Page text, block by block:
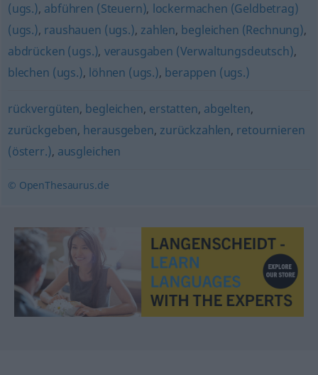
(ugs.), abführen (Steuern), lockermachen (Geldbetrag)
(ugs.), raushauen (ugs.), zahlen, begleichen (Rechnung),
abdrücken (ugs.), verausgaben (Verwaltungsdeutsch),
blechen (ugs.), löhnen (ugs.), berappen (ugs.)
rückvergüten, begleichen, erstatten, abgelten,
zurückgeben, herausgeben, zurückzahlen, retournieren
(österr.), ausgleichen
© OpenThesaurus.de